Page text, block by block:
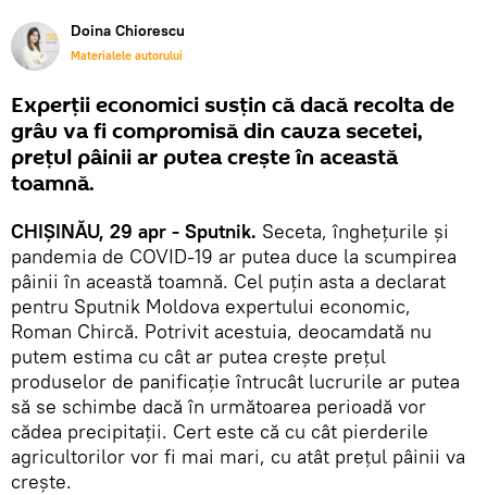
Doina Chiorescu
Materialele autorului
Experții economici susțin că dacă recolta de
grâu va fi compromisă din cauza secetei,
prețul pâinii ar putea crește în această
toamnă.
CHIȘINĂU, 29 apr - Sputnik. Seceta, înghețurile și
pandemia de COVID-19 ar putea duce la scumpirea
pâinii în această toamnă. Cel puțin asta a declarat
pentru Sputnik Moldova expertului economic,
Roman Chircă. Potrivit acestuia, deocamdată nu
putem estima cu cât ar putea crește prețul
produselor de panificație întrucât lucrurile ar putea
să se schimbe dacă în următoarea perioadă vor
cădea precipitații. Cert este că cu cât pierderile
agricultorilor vor fi mai mari, cu atât prețul pâinii va
crește.